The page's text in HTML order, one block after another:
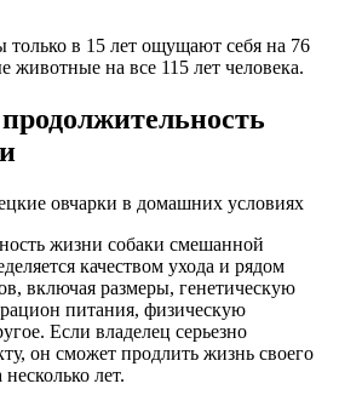
в 15 лет ощущают себя на 76
животные на все 115 лет человека.
овчарки в домашних условиях
жизни собаки смешанной
качеством ухода и рядом
включая размеры, генетическую
питания, физическую
Если владелец серьезно
он сможет продлить жизнь своего
лет.